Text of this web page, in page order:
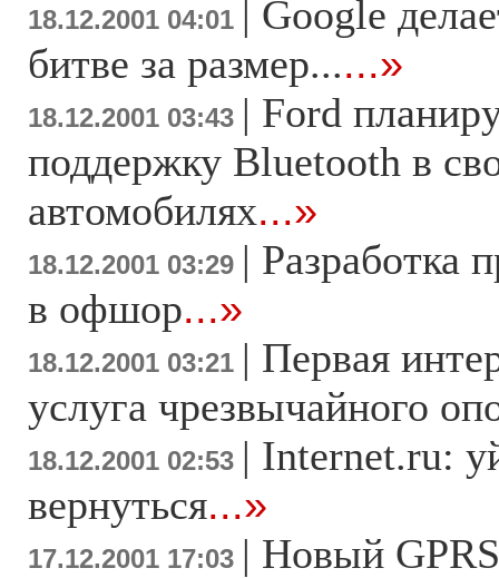
18.12.2001 04:01 | Google
битве за размер......»
18.12.2001 03:43 | Ford
поддержку Bluetooth в
автомобилях...»
18.12.2001 03:29 | Разработка
в офшор...»
18.12.2001 03:21 | Первая
услуга чрезвычайного
18.12.2001 02:53 | Internet.ru:
вернуться...»
17.12.2001 17:03 | Новый